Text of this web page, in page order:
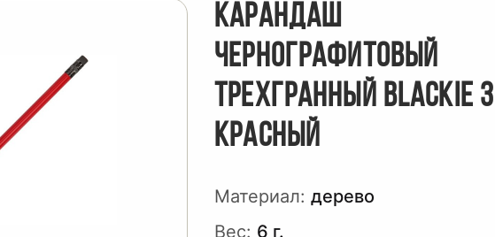
КАРАНДАШ
ЧЕРНОГРАФИТОВЫЙ
ТРЕХГРАННЫЙ BLACKIE
КРАСНЫЙ
Материал: дерево
Вес: 6 г.